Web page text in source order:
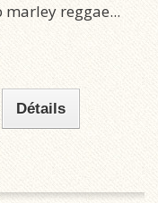
reggae...
Détails